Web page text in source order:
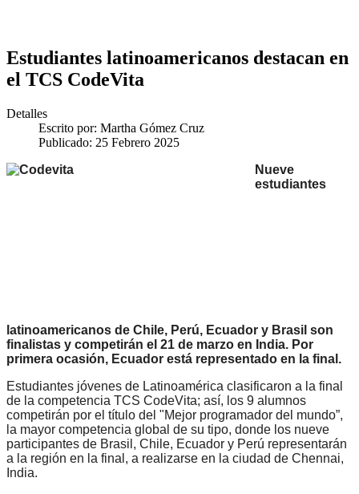
Estudiantes latinoamericanos destacan en
el TCS CodeVita
Detalles
Escrito por: Martha Gómez Cruz
Publicado: 25 Febrero 2025
Nueve
estudiantes
latinoamericanos de Chile, Perú, Ecuador y Brasil son
finalistas y competirán el 21 de marzo en India. Por
primera ocasión, Ecuador está representado en la final.
Estudiantes jóvenes de Latinoamérica clasificaron a la final
de la competencia TCS CodeVita; así, los 9 alumnos
competirán por el título del "Mejor programador del mundo”,
la mayor competencia global de su tipo, donde los nueve
participantes de Brasil, Chile, Ecuador y Perú representarán
a la región en la final, a realizarse en la ciudad de Chennai,
India.